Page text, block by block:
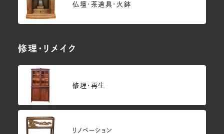
仏壇･茶道具・火鉢
修理・リメイク
修理・再生
リノベーション